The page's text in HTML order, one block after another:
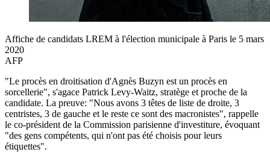
Affiche de candidats LREM à l'élection municipale à Paris le 5 mars
2020
AFP
"Le procès en droitisation d'Agnès Buzyn est un procès en
sorcellerie", s'agace Patrick Levy-Waitz, stratège et proche de la
candidate. La preuve: "Nous avons 3 têtes de liste de droite, 3
centristes, 3 de gauche et le reste ce sont des macronistes", rappelle
le co-président de la Commission parisienne d'investiture, évoquant
"des gens compétents, qui n'ont pas été choisis pour leurs
étiquettes".